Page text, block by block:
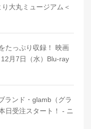
大丸ミュージアム＜
たっぷり収録！ 映画
12月7日（水）Blu-ray
ランド・glamb（グラ
日受注スタート！ - ニ